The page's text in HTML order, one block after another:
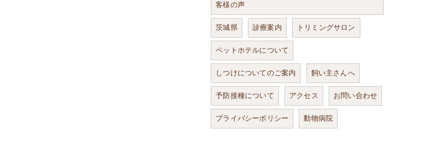
客様の声
茨城県 診療案内 トリミングサロン
ペットホテルについて
しつけについてのご案内 飼い主さんへ
予防接種について アクセス お問い合わせ
プライバシーポリシー 動物病院